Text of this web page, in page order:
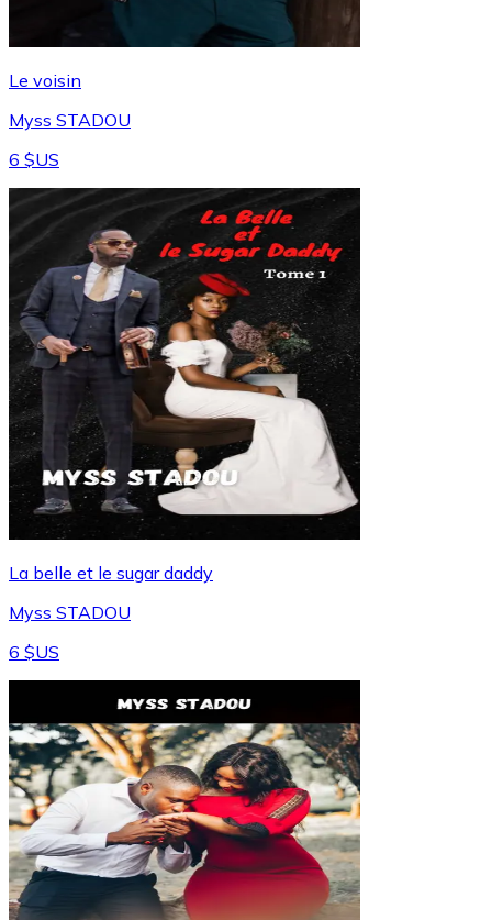
Le voisin
Myss STADOU
6 $US
La belle et le sugar daddy
Myss STADOU
6 $US